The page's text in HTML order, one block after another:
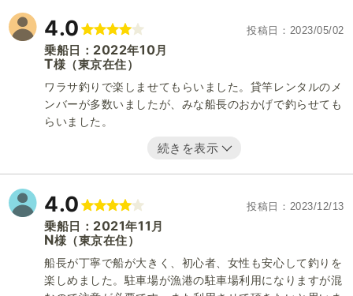
4.0 投稿日 2023/05/02
乗船日： 2022年10月
T様 （東京在住）
ワラサ釣りで楽しませてもらいました。貸竿レンタルのメ
ンバーが多数いましたが、みな船長のおかげで釣らせても
らいました。
続きを表示
4.0 投稿日 2023/12/13
乗船日： 2021年11 月
N様 （東京在住）
船長が丁寧で船が大きく、初心者、女性も安心して釣りを
楽しめました。駐車場が漁港の駐車場利用になりますが混